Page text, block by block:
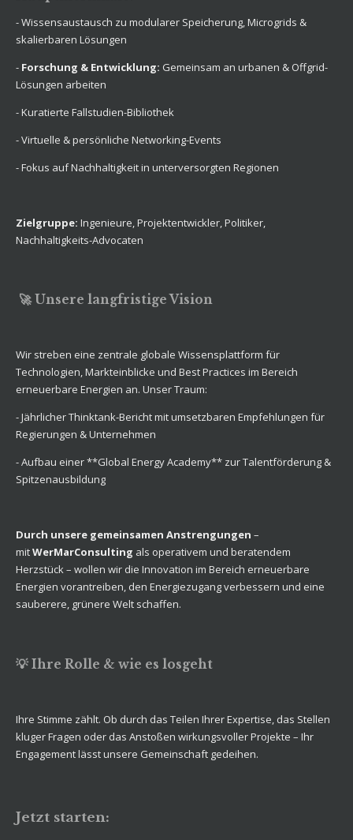
- Wissensaustausch zu modularer Speicherung, Microgrids &
skalierbaren Lösungen
- Forschung & Entwicklung: Gemeinsam an urbanen & Offgrid-
Lösungen arbeiten
- Kuratierte Fallstudien-Bibliothek
- Virtuelle & persönliche Networking-Events
- Fokus auf Nachhaltigkeit in unterversorgten Regionen
Zielgruppe: Ingenieure, Projektentwickler, Politiker,
Nachhaltigkeits-Advocaten
🚀 Unsere langfristige Vision
Wir streben eine zentrale globale Wissensplattform für
Technologien, Markteinblicke und Best Practices im Bereich
erneuerbare Energien an. Unser Traum:
- Jährlicher Thinktank-Bericht mit umsetzbaren Empfehlungen für
Regierungen & Unternehmen
- Aufbau einer **Global Energy Academy** zur Talentförderung &
Spitzenausbildung
Durch unsere gemeinsamen Anstrengungen –
mitWerMarConsulting als operativem und beratendem
Herzstück – wollen wir die Innovation im Bereich erneuerbare
Energien vorantreiben, den Energiezugang verbessern und eine
sauberere, grünere Welt schaffen.
💡 Ihre Rolle & wie es losgeht
Ihre Stimme zählt. Ob durch das Teilen Ihrer Expertise, das Stellen
kluger Fragen oder das Anstoßen wirkungsvoller Projekte – Ihr
Engagement lässt unsere Gemeinschaft gedeihen.
Jetzt starten: